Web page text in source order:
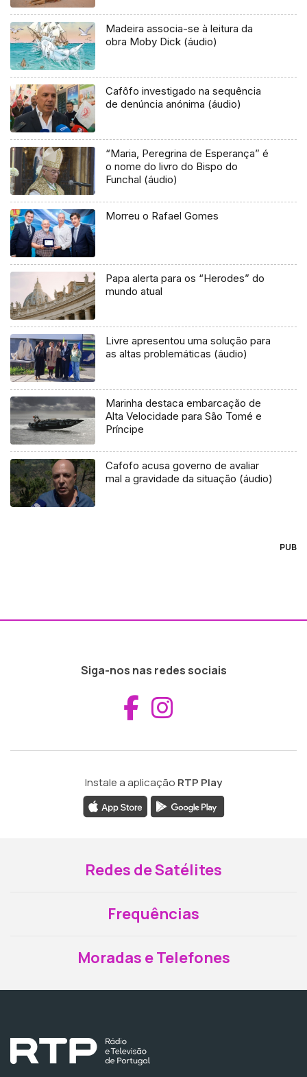
Madeira associa-se à leitura da
obra Moby Dick (áudio)
Cafôfo investigado na sequência
de denúncia anónima (áudio)
“Maria, Peregrina de Esperança” é
o nome do livro do Bispo do
Funchal (áudio)
Morreu o Rafael Gomes
Papa alerta para os “Herodes” do
mundo atual
Livre apresentou uma solução para
as altas problemáticas (áudio)
Marinha destaca embarcação de
Alta Velocidade para São Tomé e
Príncipe
Cafofo acusa governo de avaliar
mal a gravidade da situação (áudio)
PUB
Siga-nos nas redes sociais
Aceder ao
Instale a aplicação RTP Play
Redes de Satélites
Frequências
Moradas e Telefones